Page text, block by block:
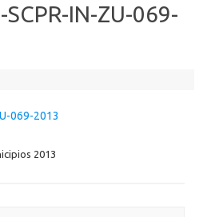
SCPR-IN-ZU-069-
069-2013
2013